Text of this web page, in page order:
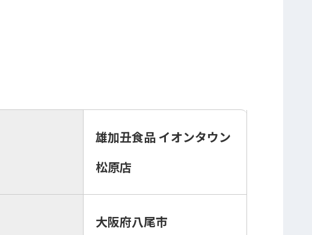
雄加丑食品 イオンタウン
松原店
大阪府八尾市